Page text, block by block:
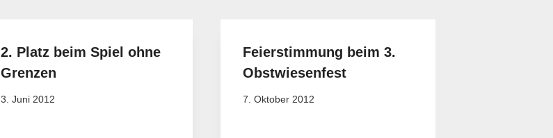
2. Platz beim Spiel ohne
Grenzen
3. Juni 2012
Feierstimmung beim 3.
Obstwiesenfest
7. Oktober 2012